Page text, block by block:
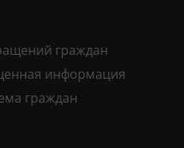
граждан
информация
граждан